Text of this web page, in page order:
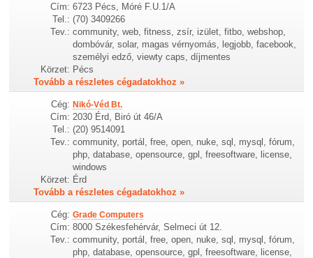
Cím: 6723 Pécs, Móré F.U.1/A
Tel.: (70) 3409266
Tev.: community, web, fitness, zsír, izület, fitbo, webshop,
dombóvár, solar, magas vérnyomás, legjobb, facebook,
személyi edző, viewty caps, díjmentes
Körzet: Pécs
Tovább a részletes cégadatokhoz »
Cég: Nikó-Véd Bt.
Cím: 2030 Érd, Biró út 46/A
Tel.: (20) 9514091
Tev.: community, portál, free, open, nuke, sql, mysql, fórum,
php, database, opensource, gpl, freesoftware, license,
windows
Körzet: Érd
Tovább a részletes cégadatokhoz »
Cég: Grade Computers
Cím: 8000 Székesfehérvár, Selmeci út 12.
Tev.: community, portál, free, open, nuke, sql, mysql, fórum,
php, database, opensource, gpl, freesoftware, license,